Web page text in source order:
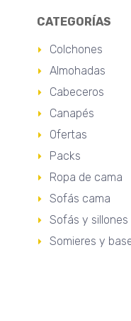
CATEGORÍAS
Colchones
Almohadas
Cabeceros
Canapés
Ofertas
Packs
Ropa de cama
Sofás cama
Sofás y sillones
Somieres y